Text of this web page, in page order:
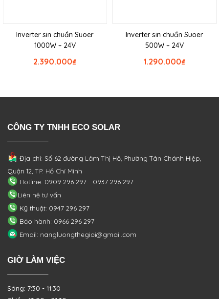
Inverter sin chuẩn Suoer
1000W – 24V
₫
2.390.000
Inverter sin chuẩn Suoer
500W – 24V
₫
1.290.000
CÔNG TY TNHH ECO SOLAR
Địa chỉ: Số 62 đường Lâm Thị Hố, PhườngTân Chánh Hiệp,
Quận 12, TP. Hồ Chí Minh
Hotline: 0909 296 297 - 0937 296 297
Liên hệ tư vấn
Kỹ thuật: 0947 296 297
Bảo hành: 0966 296 297
Email: nangluongthegioi@gmail.com
GIỜ LÀM VIỆC
Sáng: 7:30 - 11:30